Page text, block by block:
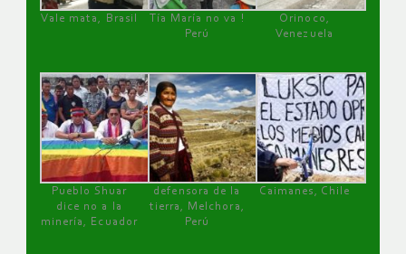
Vale mata, Brasil
Tía María no va !
Perú
Orinoco,
Venezuela
Pueblo Shuar
dice no a la
minería, Ecuador
defensora de la
tierra, Melchora,
Perú
Caimanes, Chile